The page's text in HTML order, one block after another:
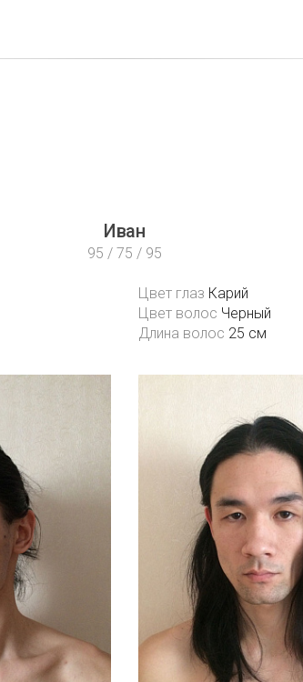
Иван
95 / 75 / 95
Цвет глаз Карий
Цвет волос Черный
Длина волос 25 см